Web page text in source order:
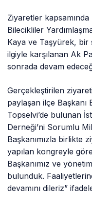
Ziyaretler
Bilecikliler
Kaya ve Taşyürek,
ilgiyle karşılanan Ak
sonrada devam
Gerçekleştirilen
paylaşan ilçe
Topselvi’de bulunan
Derneği’ni Sorumlu
Başkanımızla birlikte
yapılan kongreyle
Başkanımız ve
bulunduk.
devamını dileriz”